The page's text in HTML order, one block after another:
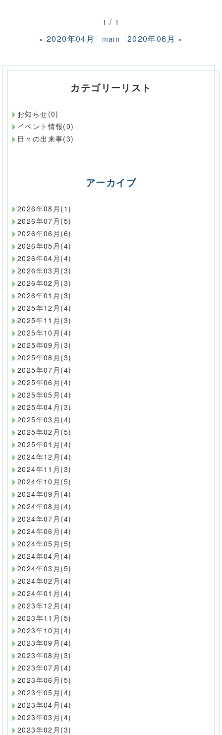
1 / 1
«2020年04月 main 2020年06月 »
カテゴリーリスト
お知らせ(0)
イベント情報(0)
日々の出来事(3)
アーカイブ
2026年08月(1)
2026年07月(5)
2026年06月(6)
2026年05月(4)
2026年04月(4)
2026年03月(3)
2026年02月(3)
2026年01月(3)
2025年12月(4)
2025年11月(3)
2025年10月(4)
2025年09月(3)
2025年08月(3)
2025年07月(4)
2025年06月(4)
2025年05月(4)
2025年04月(3)
2025年03月(4)
2025年02月(5)
2025年01月(4)
2024年12月(4)
2024年11月(3)
2024年10月(5)
2024年09月(4)
2024年08月(4)
2024年07月(4)
2024年06月(4)
2024年05月(5)
2024年04月(4)
2024年03月(5)
2024年02月(4)
2024年01月(4)
2023年12月(4)
2023年11月(5)
2023年10月(4)
2023年09月(4)
2023年08月(3)
2023年07月(4)
2023年06月(5)
2023年05月(4)
2023年04月(4)
2023年03月(4)
2023年02月(3)